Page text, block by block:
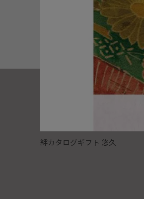
絆カタログギフト 悠久